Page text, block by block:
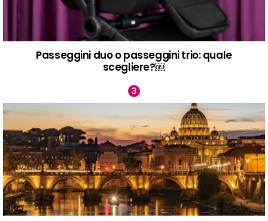
Passeggini duo o passeggini trio: quale
scegliere?￼